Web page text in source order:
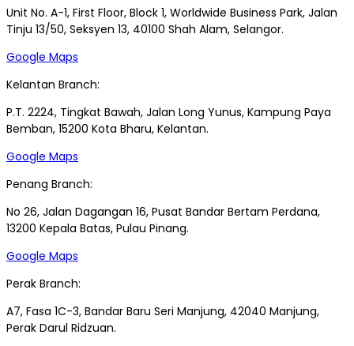
Unit No. A-1, First Floor, Block 1, Worldwide Business Park, Jalan
Tinju 13/50, Seksyen 13, 40100 Shah Alam, Selangor.
Google Maps
Kelantan Branch:
P.T. 2224, Tingkat Bawah, Jalan Long Yunus, Kampung Paya
Bemban, 15200 Kota Bharu, Kelantan.
Google Maps
Penang Branch:
No 26, Jalan Dagangan 16, Pusat Bandar Bertam Perdana,
13200 Kepala Batas, Pulau Pinang.
Google Maps
Perak Branch:
A7, Fasa 1C-3, Bandar Baru Seri Manjung, 42040 Manjung,
Perak Darul Ridzuan.